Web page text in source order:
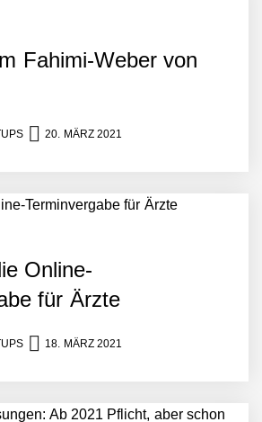
Fahimi-Weber von
20. MÄRZ 2021
Online-
für Ärzte
18. MÄRZ 2021